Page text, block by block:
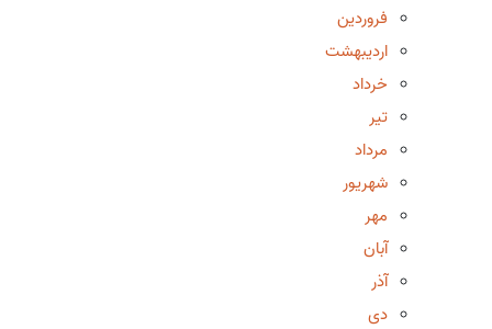
فروردین
اردیبهشت
خرداد
تیر
مرداد
شهریور
مهر
آبان
آذر
دی